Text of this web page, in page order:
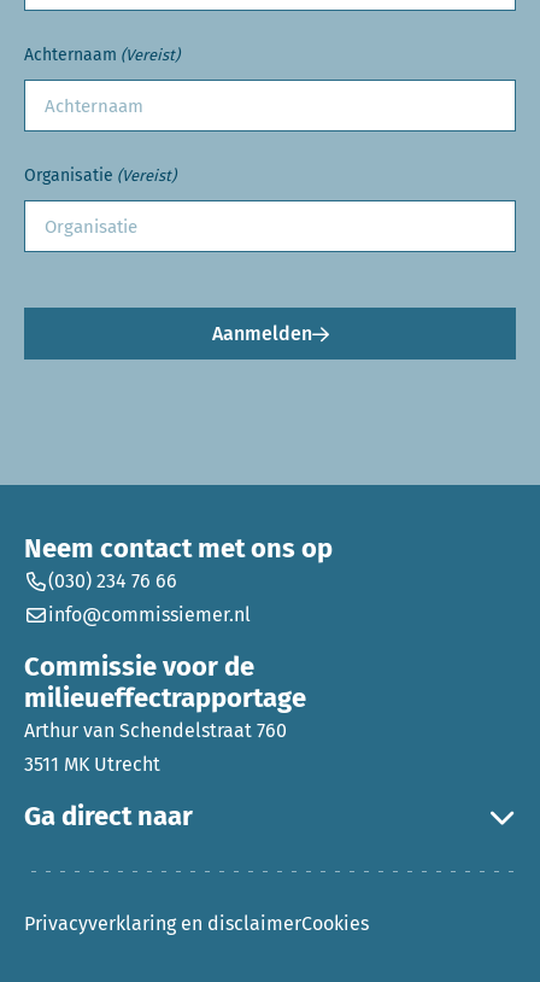
Achternaam (Vereist)
Organisatie (Vereist)
Aanmelden
Ga direct naar
Neem contact met ons op
(030) 234 76 66
info@commissiemer.nl
Commissie voor de
milieueffectrapportage
Arthur van Schendelstraat 760
3511 MK Utrecht
Privacyverklaring en disclaimerCookies